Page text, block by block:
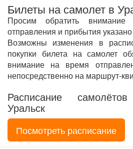
Билеты на самолет в
Просим обратить
отправления и прибытия указано
Возможны изменения в
покупки билета на самолет
внимание на время
непосредственно на маршрут-
Расписание
Уральск
Посмотреть расписание